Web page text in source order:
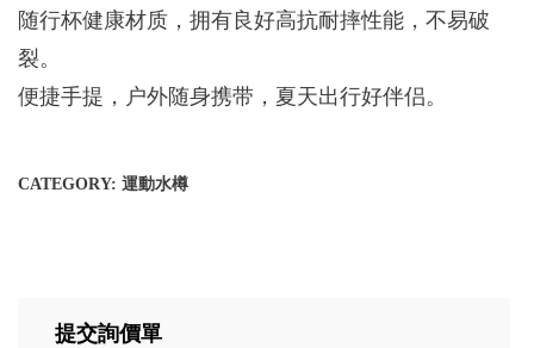
随行杯健康材质，拥有良好高抗耐摔性能，不易破
裂。
便捷手提，户外随身携带，夏天出行好伴侣。
CATEGORY: 運動水樽
提交詢價單